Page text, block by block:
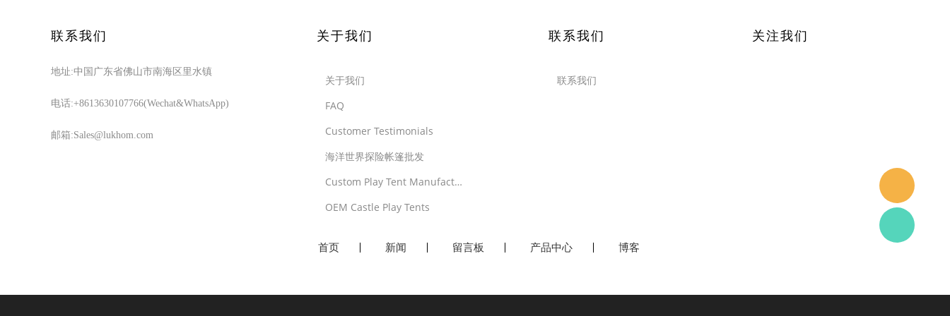
联系我们
地址:中国广东省佛山市南海区里水镇
电话:+8613630107766(Wechat&WhatsApp)
邮箱:Sales@lukhom.com
关于我们
关于我们
FAQ
Customer Testimonials
海洋世界探险帐篷批发
Custom Play Tent Manufacturer
OEM Castle Play Tents
联系我们
联系我们
关注我们
首页 新闻 留言板 产品中心 博客